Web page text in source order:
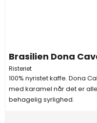
Brasilien Dona
Risteriet
100% nyristet kaffe. Dona
med karamel når det er
behagelig syrlighed.